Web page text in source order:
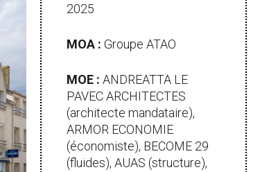
2025
MOA : Groupe ATAO
MOE : ANDREATTA LE
PAVEC ARCHITECTES
(architecte mandataire),
ARMOR ECONOMIE
(économiste), BECOME 29
(fluides), AUAS (structure),